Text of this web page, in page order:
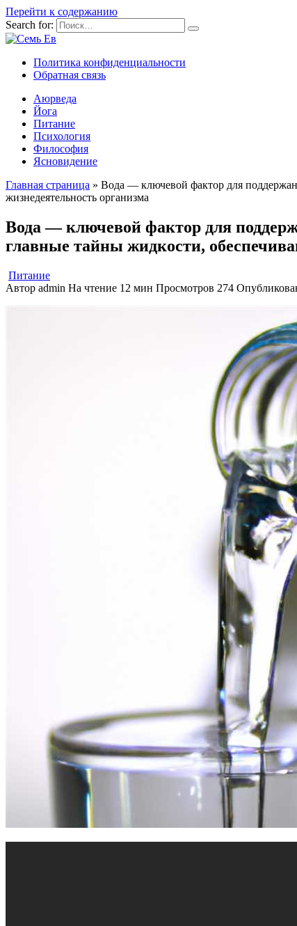
Перейти к содержанию
Search for:
Политика конфиденциальности
Обратная связь
Аюрведа
Йога
Питание
Психология
Философия
Ясновидение
Главная страница » Вода — ключевой фактор для
жизнедеятельность организма
Вода — ключевой фактор для
главные тайны жидкости,
Питание
Автор admin На чтение 12 мин Просмотров 274